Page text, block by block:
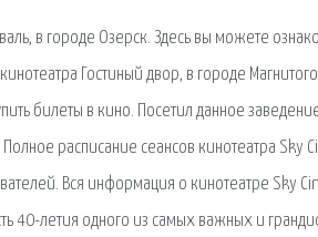
в городе Озерск. Здесь вы можете
Гостиный двор, в городе
билеты в кино. Посетил данное
расписание сеансов кинотеатра
Вся информация о кинотеатре Sky
40-летия одного из самых важных и